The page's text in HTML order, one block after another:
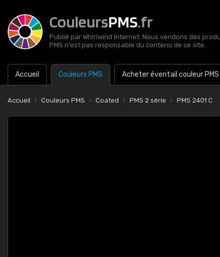
CouleursPMS.fr
Publié par Whirlwind Internet. Nous vendons des
PMS n'est pas responsable du contenu de ce site.
Accueil Couleurs PMS Acheter éventail couleur PMS
Accueil Couleurs PMS Coated PMS 2 série PMS 2401 C